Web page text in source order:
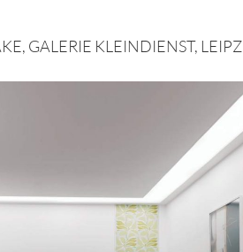
GALERIE KLEINDIENST,